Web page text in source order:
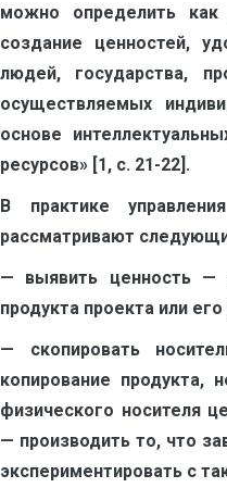
можно определить как
создание ценностей,
людей, государства,
осуществляемых
основе
ресурсов» [1, с. 21-22].
В практике
рассматривают
— выявить ценность —
продукта проекта или его
— скопировать
копирование
физического носителя
— производить то, что
экспериментировать с